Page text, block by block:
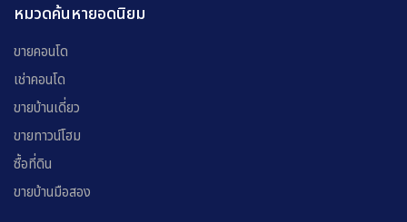
หมวดค้นหายอดนิยม
ขายคอนโด
เช่าคอนโด
ขายบ้านเดี่ยว
ขายทาวน์โฮม
ซื้อที่ดิน
ขายบ้านมือสอง